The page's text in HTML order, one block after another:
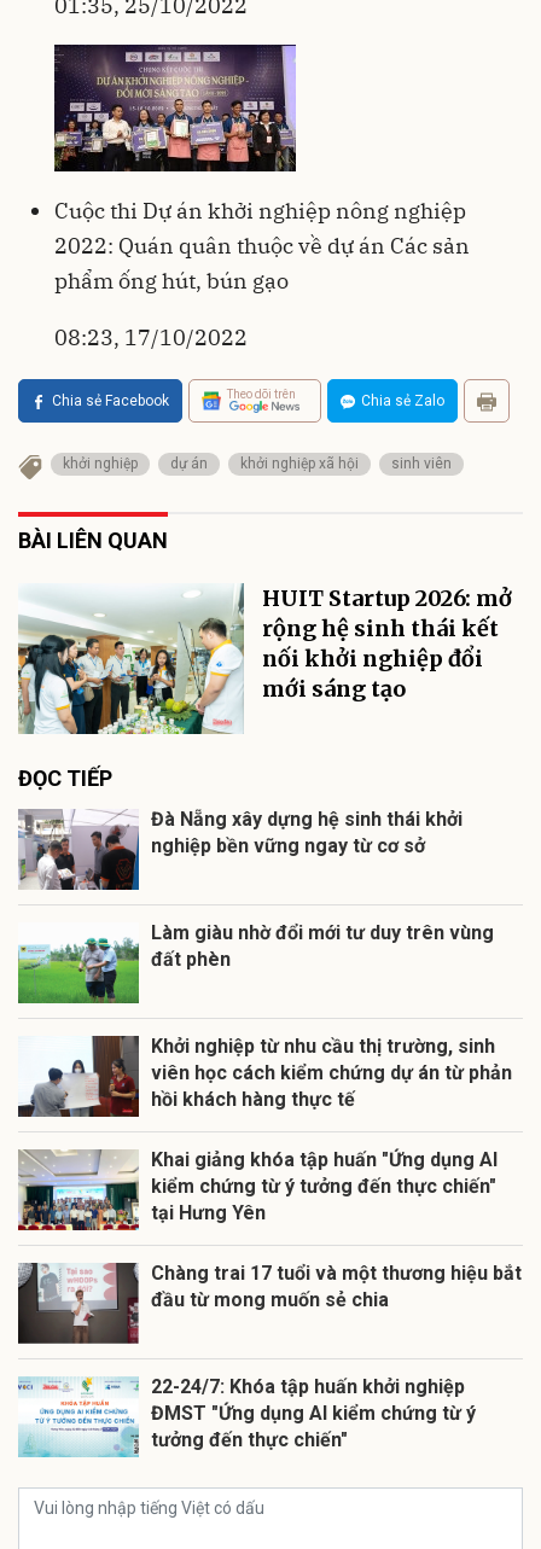
Cuộc thi Dự án khởi nghiệp nông nghiệp
2022: Quán quân thuộc về dự án Các sản
phẩm ống hút, bún gạo
08:23, 17/10/2022
Chia sẻ Facebook Theo dõi trên Chia sẻ Zalo
khởi nghiệp dự án khởi nghiệp xã hội sinh viên
BÀI LIÊN QUAN
HUIT Startup 2026: mở
rộng hệ sinh thái kết
nối khởi nghiệp đổi
mới sáng tạo
ĐỌC TIẾP
Đà Nẵng xây dựng hệ sinh thái khởi
nghiệp bền vững ngay từ cơ sở
Làm giàu nhờ đổi mới tư duy trên vùng
đất phèn
Khởi nghiệp từ nhu cầu thị trường, sinh
viên học cách kiểm chứng dự án từ phản
hồi khách hàng thực tế
Khai giảng khóa tập huấn "Ứng dụng AI
kiểm chứng từ ý tưởng đến thực chiến"
tại Hưng Yên
Chàng trai 17 tuổi và một thương hiệu bắt
đầu từ mong muốn sẻ chia
22-24/7: Khóa tập huấn khởi nghiệp
ĐMST "Ứng dụng AI kiểm chứng từ ý
tưởng đến thực chiến"